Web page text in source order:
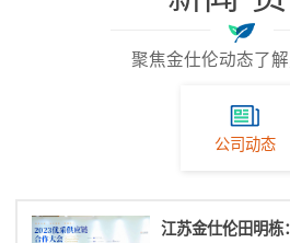
聚焦金仕伦动态了
公司动态